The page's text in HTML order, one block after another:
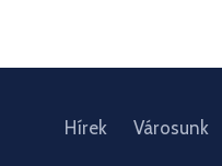
Hírek Városunk